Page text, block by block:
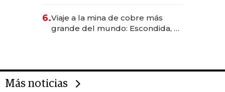
6.Viaje a la mina de cobre más
grande del mundo: Escondida, el
Más noticias